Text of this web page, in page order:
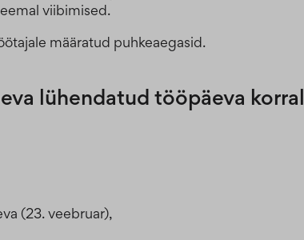
viibimised.
määratud puhkeaegasid.
lühendatud tööpäeva korral
(23. veebruar),